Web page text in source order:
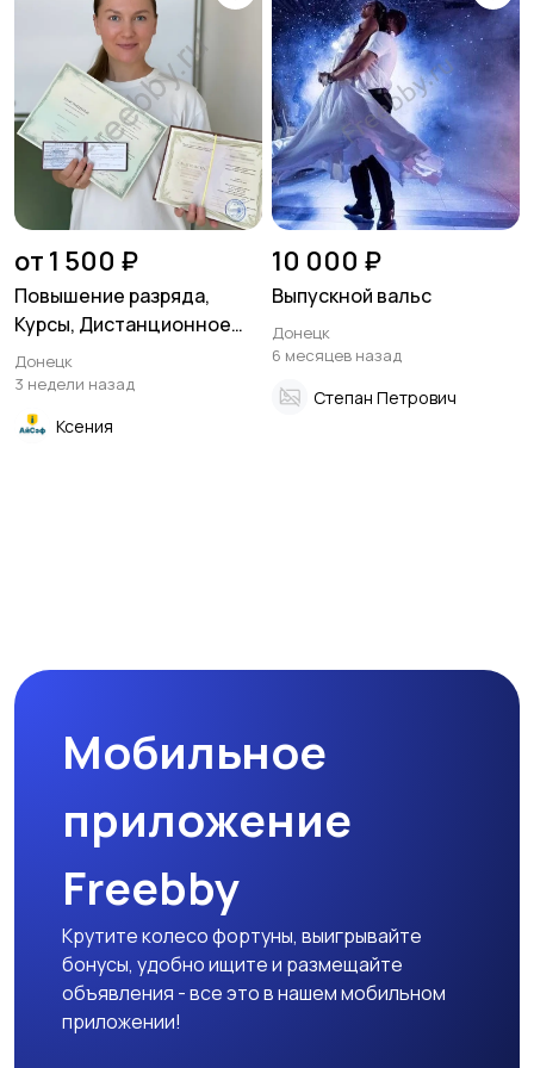
от 1 500 ₽
Повышение разряда,
Курсы, Дистанционное
обучение по рабочим
специальностям
Донецк
3 недели назад
Ксения
10 000 ₽
Выпускной вальс
Донецк
6 месяцев назад
Степан Петрович
Мобильное
приложение
Freebby
Крутите колесо фортуны, выигрывайте
бонусы, удобно ищите и размещайте
объявления - все это в нашем мобильном
приложении!